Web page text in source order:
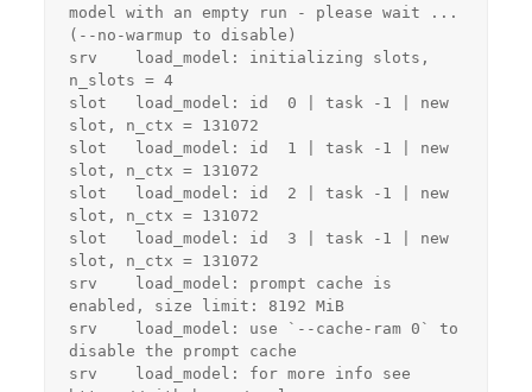
model with an empty run - please wait ...
(--no-warmup to disable)
srv    load_model: initializing slots,
n_slots = 4
slot   load_model: id  0 | task -1 | new
slot, n_ctx = 131072
slot   load_model: id  1 | task -1 | new
slot, n_ctx = 131072
slot   load_model: id  2 | task -1 | new
slot, n_ctx = 131072
slot   load_model: id  3 | task -1 | new
slot, n_ctx = 131072
srv    load_model: prompt cache is
enabled, size limit: 8192 MiB
srv    load_model: use `--cache-ram 0` to
disable the prompt cache
srv    load_model: for more info see